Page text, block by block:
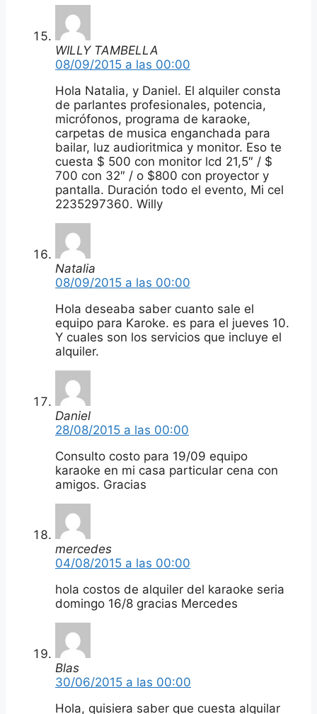
WILLY TAMBELLA
08/09/2015 a las 00:00
Hola Natalia, y Daniel. El alquiler consta
de parlantes profesionales, potencia,
micrófonos, programa de karaoke,
carpetas de musica enganchada para
bailar, luz audioritmica y monitor. Eso te
cuesta $ 500 con monitor lcd 21,5″ / $
700 con 32″ / o $800 con proyector y
pantalla. Duración todo el evento, Mi cel
2235297360. Willy
Natalia
08/09/2015 a las 00:00
Hola deseaba saber cuanto sale el
equipo para Karoke. es para el jueves 10.
Y cuales son los servicios que incluye el
alquiler.
Daniel
28/08/2015 a las 00:00
Consulto costo para 19/09 equipo
karaoke en mi casa particular cena con
amigos. Gracias
mercedes
04/08/2015 a las 00:00
hola costos de alquiler del karaoke seria
domingo 16/8 gracias Mercedes
Blas
30/06/2015 a las 00:00
Hola, quisiera saber que cuesta alquilar